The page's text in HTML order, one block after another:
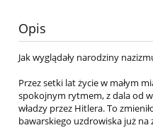
Opis
Jak wyglądały narodziny
Przez setki lat życie w małym
spokojnym rytmem, z dala od
władzy przez Hitlera. To
bawarskiego uzdrowiska już na